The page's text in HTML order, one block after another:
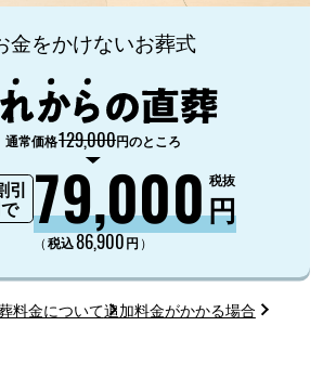
金をかけないお葬式
通常価格129,000円のところ
引 79,000円
税抜
（税込86,900円 ）
料金について追加料金がかかる場合